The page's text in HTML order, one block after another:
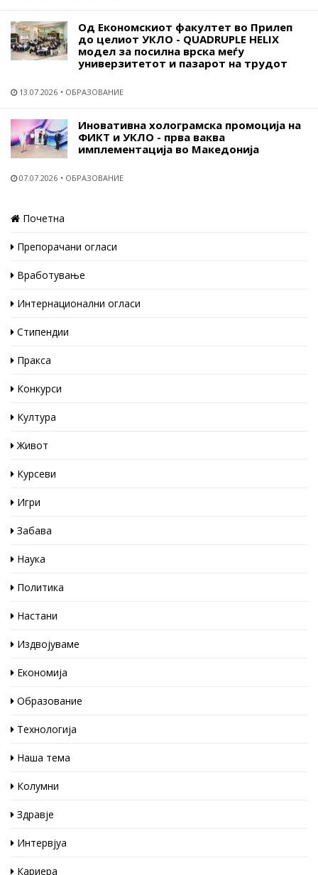
Од Економскиот факултет во Прилеп
до целиот УКЛО - QUADRUPLE HELIX
модел за посилна врска меѓу
универзитетот и пазарот на трудот
13.07.2026 ОБРАЗОВАНИЕ
Иновативна холограмска промоција на
ФИКТ и УКЛО - прва ваква
имплементација во Македонија
07.07.2026 ОБРАЗОВАНИЕ
Почетна
Препорачани огласи
Вработување
Интернационални огласи
Стипендии
Пракса
Конкурси
Култура
Живот
Курсеви
Игри
Забава
Наука
Политика
Настани
Издвојуваме
Економија
Образование
Технологија
Наша тема
Колумни
Здравје
Интервјуа
Кариера